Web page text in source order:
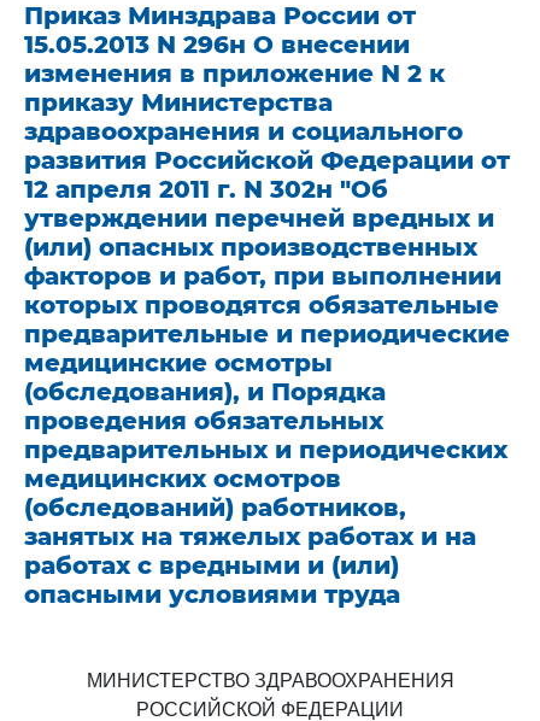
Приказ Минздрава России от
15.05.2013 N 296н О внесении
изменения в приложение N 2 к
приказу Министерства
здравоохранения и социального
развития Российской Федерации от
12 апреля 2011 г. N 302н "Об
утверждении перечней вредных и
(или) опасных производственных
факторов и работ, при выполнении
которых проводятся обязательные
предварительные и периодические
медицинские осмотры
(обследования), и Порядка
проведения обязательных
предварительных и периодических
медицинских осмотров
(обследований) работников,
занятых на тяжелых работах и на
работах с вредными и (или)
опасными условиями труда
МИНИСТЕРСТВО ЗДРАВООХРАНЕНИЯ
РОССИЙСКОЙ ФЕДЕРАЦИИ